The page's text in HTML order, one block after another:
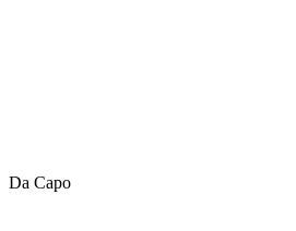
Da Capo